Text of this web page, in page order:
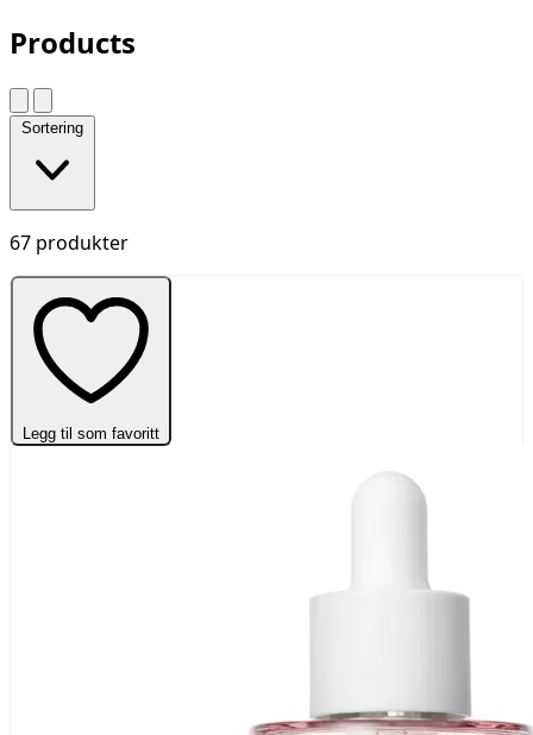
Products
Sortering
67 produkter
Legg til som favoritt